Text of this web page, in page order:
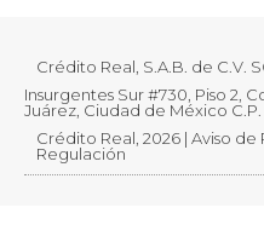
Crédito Real, S.A.B. de C.V.
Insurgentes Sur #730, Piso 2,
Juárez, Ciudad de México C.P.
Crédito Real, 2026 | Aviso de
Regulación